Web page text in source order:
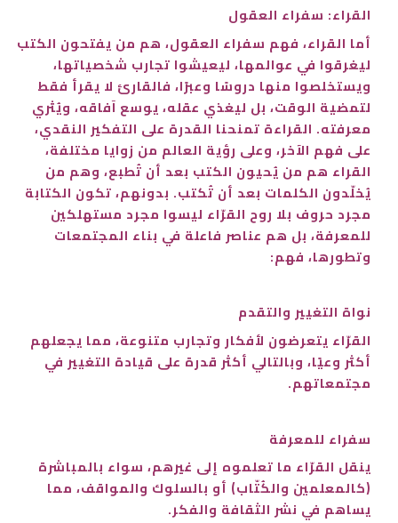
القراء: سفراء العقول
أما القراء، فهم سفراء العقول، هم من يفتحون الكتب
ليغرقوا في عوالمها، ليعيشوا تجارب شخصياتها،
ويستخلصوا منها دروسًا وعبرًا، فالقارئ لا يقرأ فقط
لتمضية الوقت، بل ليغذي عقله، يوسع آفاقه، ويُثري
معرفته. القراءة تمنحنا القدرة على التفكير النقدي،
على فهم الآخر، وعلى رؤية العالم من زوايا مختلفة،
القراء هم من يُحيون الكتب بعد أن تُطبع، وهم من
يُخلّدون الكلمات بعد أن تُكتب. بدونهم، تكون الكتابة
مجرد حروف بلا روح القرّاء ليسوا مجرد مستهلكين
للمعرفة، بل هم عناصر فاعلة في بناء المجتمعات
وتطورها، فهم:
نواة التغيير والتقدم
القرّاء يتعرضون لأفكار وتجارب متنوعة، مما يجعلهم
أكثر وعيًا، وبالتالي أكثر قدرة على قيادة التغيير في
مجتمعاتهم.
سفراء للمعرفة
ينقل القرّاء ما تعلموه إلى غيرهم، سواء بالمباشرة
(كالمعلمين والكُتّاب) أو بالسلوك والمواقف، مما
يساهم في نشر الثقافة والفكر.